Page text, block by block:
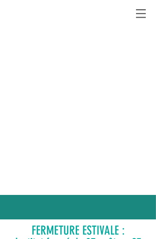
FERMETURE ESTIVALE :